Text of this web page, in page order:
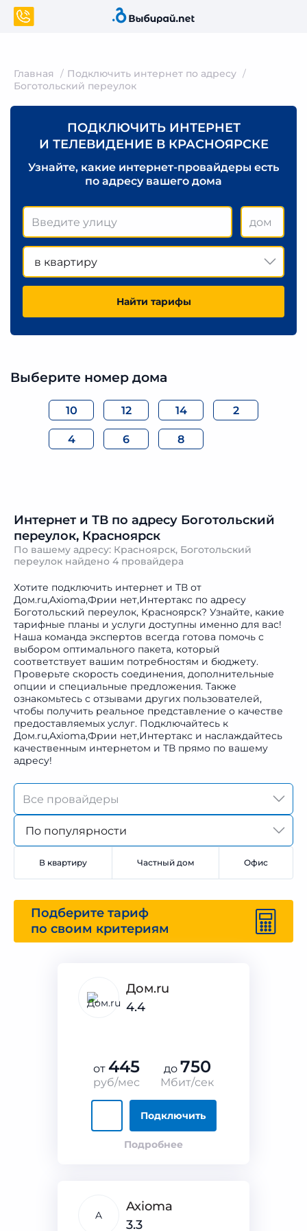
Главная
Подключить интернет по адресу
Боготольский переулок
ПОДКЛЮЧИТЬ ИНТЕРНЕТ
И ТЕЛЕВИДЕНИЕ В КРАСНОЯРСКЕ
Узнайте, какие интернет-провайдеры есть
по адресу вашего дома
в квартиру
Найти тарифы
Выберите номер дома
10 12 14 2
4 6 8
Интернет и ТВ по адресу Боготольский
переулок, Красноярск
По вашему адресу: Красноярск, Боготольский
переулок найдено 4 провайдера
Хотите подключить интернет и ТВ от
Дом.ru,Axioma,Фрии нет,Интертакс по адресу
Боготольский переулок, Красноярск? Узнайте, какие
тарифные планы и услуги доступны именно для вас!
Наша команда экспертов всегда готова помочь с
выбором оптимального пакета, который
соответствует вашим потребностям и бюджету.
Проверьте скорость соединения, дополнительные
опции и специальные предложения. Также
ознакомьтесь с отзывами других пользователей,
чтобы получить реальное представление о качестве
предоставляемых услуг. Подключайтесь к
Дом.ru,Axioma,Фрии нет,Интертакс и наслаждайтесь
качественным интернетом и ТВ прямо по вашему
адресу!
По популярности
В квартиру Частный дом Офис
Подберите тариф
по своим критериям
Дом.ru
4.4
от 445
руб/мес
до 750
Мбит/сек
Подключить
Подробнее
A
Axioma
3.3